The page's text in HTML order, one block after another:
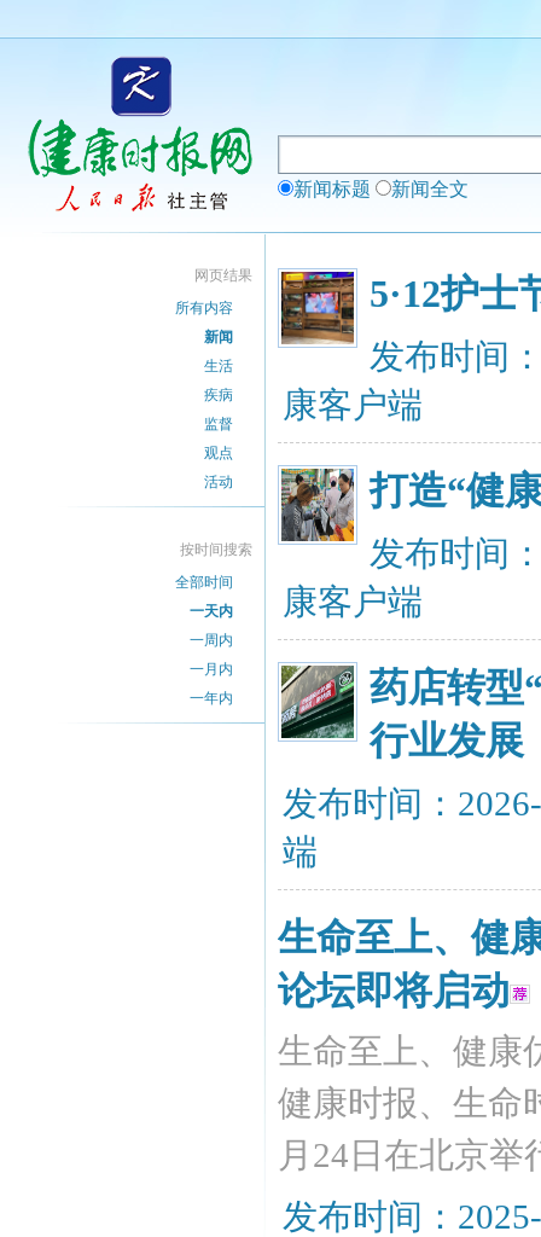
新闻标题 新闻全文
网页结果
所有内容
新闻
生活
疾病
监督
观点
活动
按时间搜索
全部时间
一天内
一周内
一月内
一年内
5·12护
发布时间
康客户端
打造“健
发布时间
康客户端
药店转型
行业发展
发布时间：
端
生命至上、健
论坛即将启动
生命至上、健康
健康时报、生命
月24日在北京举
发布时间：